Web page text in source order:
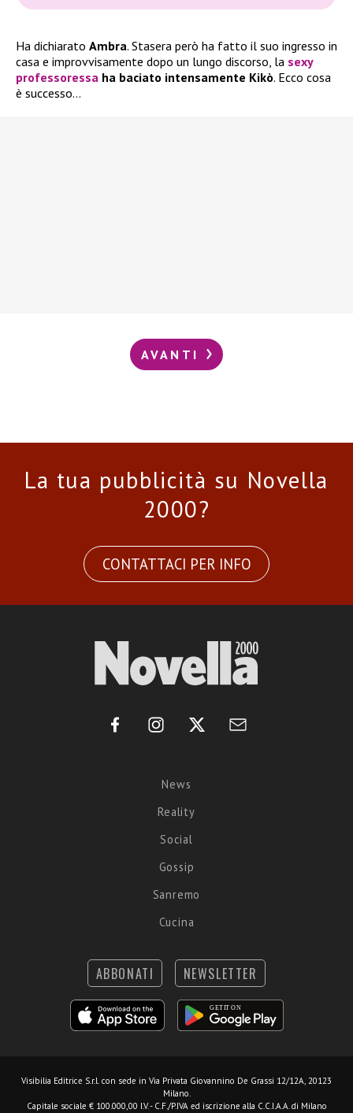
Ha dichiarato Ambra. Stasera però ha fatto il suo ingresso in
casa e improvvisamente dopo un lungo discorso, la sexy
professoressa ha baciato intensamente Kikò. Ecco cosa
è successo…
AVANTI
La tua pubblicità su Novella
2000?
CONTATTACI PER INFO
News
Reality
Social
Gossip
Sanremo
Cucina
ABBONATI NEWSLETTER
Visibilia Editrice S.r.l. con sede in Via Privata Giovannino De Grassi 12/12A, 20123
Milano.
Capitale sociale € 100.000,00 I.V. - C.F./P.IVA ed iscrizione alla C.C.I.A.A. di Milano